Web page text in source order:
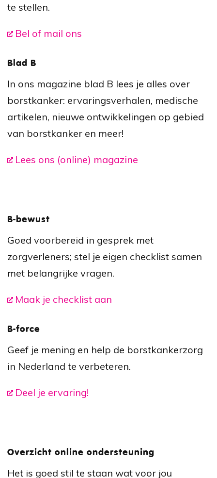
te stellen.
Bel of mail ons
Blad B
In ons magazine blad B lees je alles over
borstkanker: ervaringsverhalen, medische
artikelen, nieuwe ontwikkelingen op gebied
van borstkanker en meer!
Lees ons (online) magazine
B-bewust
Goed voorbereid in gesprek met
zorgverleners; stel je eigen checklist samen
met belangrijke vragen.
Maak je checklist aan
B-force
Geef je mening en help de borstkankerzorg
in Nederland te verbeteren.
Deel je ervaring!
Overzicht online ondersteuning
Het is goed stil te staan wat voor jou